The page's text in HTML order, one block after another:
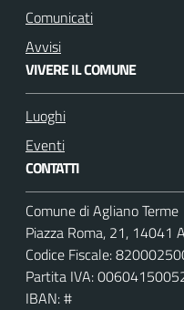
Comunicati
Avvisi
VIVERE IL COMUNE
Luoghi
Eventi
CONTATTI
Comune di Agliano Terme
Piazza Roma, 21, 14041
Codice Fiscale:
Partita IVA:
IBAN: #